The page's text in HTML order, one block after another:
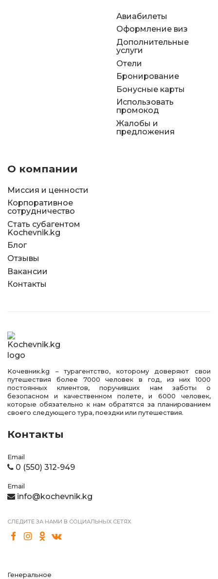
Авиабилеты
Оформление виз
Дополнительные
услуги
Отели
Бронирование
Бонусные карты
Использовать
промокод
Жалобы и
предложения
О компании
Миссия и ценности
Корпоративное
сотрудничество
Стать субагентом
Kochevnik.kg
Блог
Отзывы
Вакансии
Контакты
Kочевник.kg – турагентство, которому доверяют свои
путешествия более 7000 человек в год, из них 1000
постоянных клиентов, поручивших нам заботы о
безопасном и качественном полете, и 6000 человек,
которые обязательно к нам обратятся за планированием
своего следующего тура, поездки или путешествия.
Контакты
Email
0 (550) 312-949
Email
info@kochevnik.kg
СЛЕДИТЕ ЗА НАМИ В СОЦИАЛЬНЫХ СЕТЯХ
Генеральное